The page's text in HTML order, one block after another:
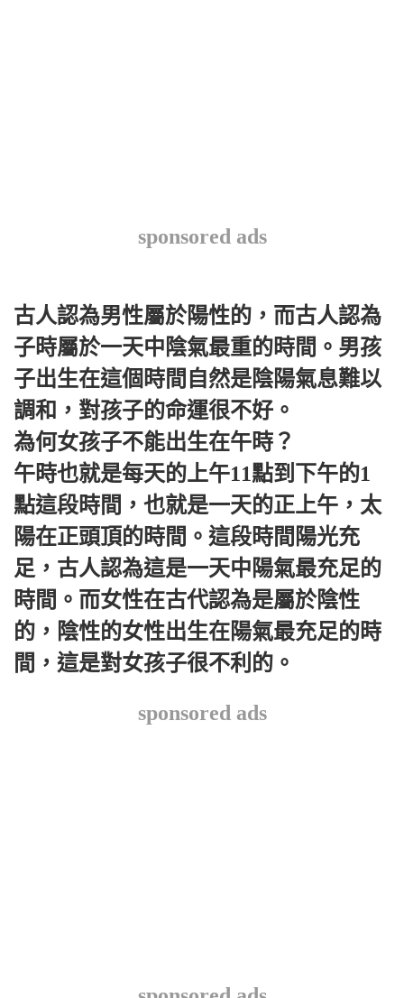
sponsored ads
古人認為男性屬於陽性的，而古人認為
子時屬於一天中陰氣最重的時間。男孩
子出生在這個時間自然是陰陽氣息難以
調和，對孩子的命運很不好。
為何女孩子不能出生在午時？
午時也就是每天的上午11點到下午的1
點這段時間，也就是一天的正上午，太
陽在正頭頂的時間。這段時間陽光充
足，古人認為這是一天中陽氣最充足的
時間。而女性在古代認為是屬於陰性
的，陰性的女性出生在陽氣最充足的時
間，這是對女孩子很不利的。
sponsored ads